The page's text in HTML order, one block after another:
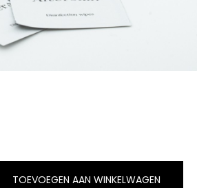
TOEVOEGEN AAN WINKELWAGEN